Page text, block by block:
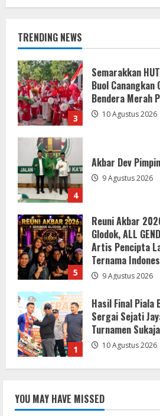
TRENDING NEWS
2
3
Semarakkan
Buol Canangkan
Bendera Merah
10 Agustus 2026
4
Akbar Dev
9 Agustus 2026
5
Reuni Akbar
Glodok, ALL
Artis Pencipta
Ternama
9 Agustus 2026
1
Hasil Final Piala
Sergai Sejati
Turnamen
10 Agustus 2026
Bupati dan
YOU MAY HAVE MISSED